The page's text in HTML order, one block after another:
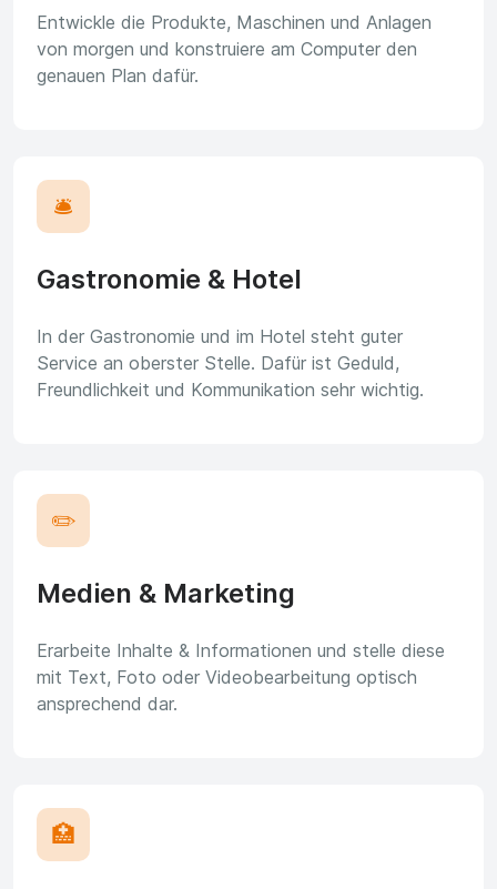
Entwickle die Produkte, Maschinen und Anlagen
von morgen und konstruiere am Computer den
genauen Plan dafür.
🛎️
Gastronomie & Hotel
In der Gastronomie und im Hotel steht guter
Service an oberster Stelle. Dafür ist Geduld,
Freundlichkeit und Kommunikation sehr wichtig.
✏️
Medien & Marketing
Erarbeite Inhalte & Informationen und stelle diese
mit Text, Foto oder Videobearbeitung optisch
ansprechend dar.
🏥